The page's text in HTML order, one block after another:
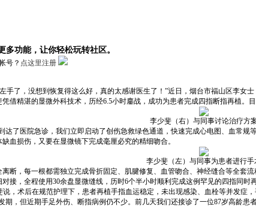
功能，让你轻松玩转社区。
号？ 点这里注册
手了，没想到恢复得这么好，真的太感谢医生了！”近日，烟台市福山区李女
借精湛的显微外科技术，历经6.5小时鏖战，成功为患者完成四指断指再植。
李少斐（右）与同事讨论治疗方
达了医院急诊，我们立即启动了创伤急救绿色通道，快速完成心电图、血常
血损伤，又要在显微镜下完成毫厘必究的精细吻合。
李少斐（左）与同事为患者进行手
断，每一根都需独立完成骨折固定、肌腱修复、血管吻合、神经缝合等全套
接，全程使用30余盘显微缝线，历时6个半小时顺利完成这例罕见的四指同
说，术后在规范护理下，患者再植手指血运稳定，未出现感染、血栓等并发症，
期，但近期手足外伤、断指病例仍不少。前几天我们还接诊了一位87岁高龄